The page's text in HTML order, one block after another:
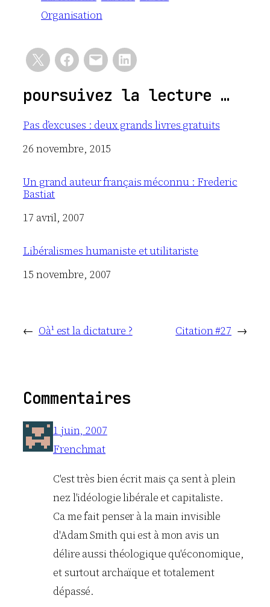
Organisation
poursuivez la lecture …
Pas d’excuses : deux grands livres gratuits
Date
26 novembre, 2015
Un grand auteur français méconnu : Frederic
Bastiat
Date
17 avril, 2007
Libéralismes humaniste et utilitariste
Date
15 novembre, 2007
← Oà¹ est la dictature ? Citation #27 →
Commentaires
1 juin, 2007
Frenchmat
C'est très bien écrit mais ça sent à plein
nez l'idéologie libérale et capitaliste.
Ca me fait penser à la main invisible
d'Adam Smith qui est à mon avis un
délire aussi théologique qu'économique,
et surtout archaïque et totalement
dépassé.